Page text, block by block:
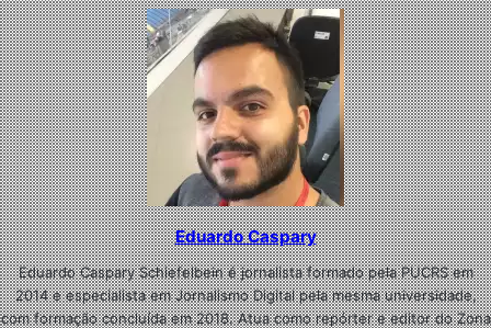
Eduardo Caspary
Eduardo Caspary Schiefelbein é jornalista formado pela PUCRS em
2014 e especialista em Jornalismo Digital pela mesma universidade,
com formação concluída em 2018. Atua como repórter e editor do Zona